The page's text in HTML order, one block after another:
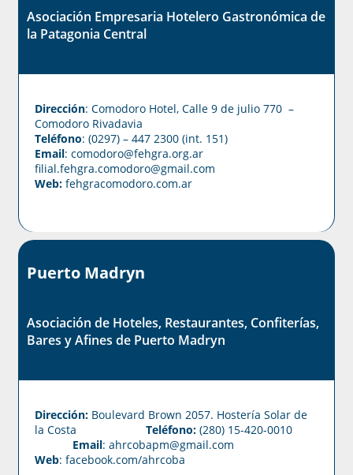
Asociación Empresaria Hotelero Gastronómica de
la Patagonia Central
Dirección: Comodoro Hotel, Calle 9 de julio 770 –
Comodoro Rivadavia
Teléfono: (0297) – 447 2300 (int. 151)
Email: comodoro@fehgra.org.ar
filial.fehgra.comodoro@gmail.com
Web: fehgracomodoro.com.ar
Puerto Madryn
Asociación de Hoteles, Restaurantes, Confiterías,
Bares y Afines de Puerto Madryn
Dirección: Boulevard Brown 2057. Hostería Solar de
la Costa Teléfono: (280) 15-420-0010
Email: ahrcobapm@gmail.com
Web: facebook.com/ahrcoba